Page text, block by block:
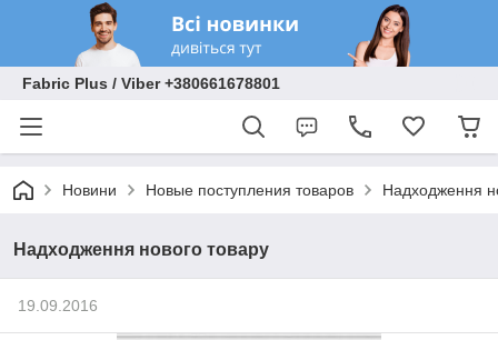
Fabric Plus / Viber +380661678801
Новини Новые поступления товаров Надходження
Надходження нового товару
19.09.2016